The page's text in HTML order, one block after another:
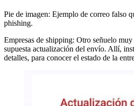
Pie de imagen: Ejemplo de correo falso
phishing.
Empresas de shipping: Otro señuelo
supuesta actualización del envío. Allí,
detalles, para conocer el estado de la